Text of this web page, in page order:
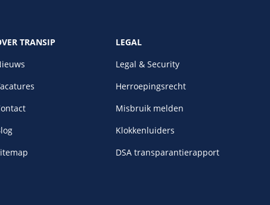
TRANSIP
LEGAL
Legal & Security
Herroepingsrecht
Misbruik melden
Klokkenluiders
DSA transparantierapport